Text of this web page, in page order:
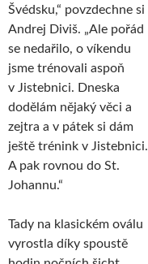
Švédsku,“ povzdechne si
Andrej Diviš. „Ale pořád
se nedařilo, o víkendu
jsme trénovali aspoň
v Jistebnici. Dneska
dodělám nějaký věci a
zejtra a v pátek si dám
ještě trénink v Jistebnici.
A pak rovnou do St.
Johannu.“
Tady na klasickém oválu
vyrostla díky spoustě